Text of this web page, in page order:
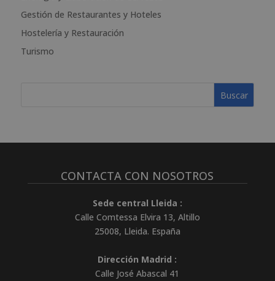
i
v
e
Gestión de Restaurantes y Hoteles
Hostelería y Restauración
Turismo
CONTACTA CON NOSOTROS
Sede central Lleida :
Calle Comtessa Elvira 13, Altillo
25008, Lleida. España
Dirección Madrid :
Calle José Abascal 41